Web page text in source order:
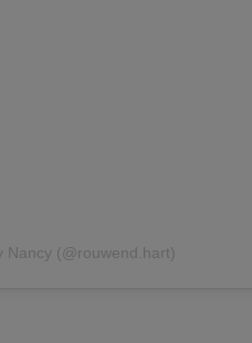
Nancy (@rouwend.hart)